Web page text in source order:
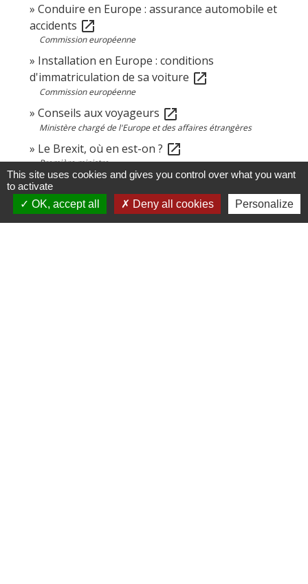
Conduire en Europe : assurance automobile et
accidents open_in_new
Commission européenne
Installation en Europe : conditions
d'immatriculation de sa voiture open_in_new
Commission européenne
Conseils aux voyageurs open_in_new
Ministère chargé de l'Europe et des affaires étrangères
Le Brexit, où en est-on ? open_in_new
Première ministre
Comment faire si...
This site uses cookies and gives you control over what you want
to activate
OK, accept all
Deny all cookies Personalize